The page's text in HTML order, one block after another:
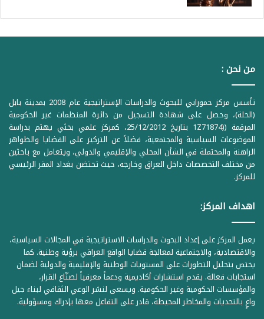
من نحن :
تأسس مركز حمورابي للبحوث والدراسات الإستراتيجية عام 2008 بمدينة بابل
(الحلة)، وحصل على شهادة التسجيل من دائرة المنظمات غير الحكومية
المرقمة ((1Z71874 بتاريخ 25/12/2012، كمركز علمي بحثي يهتم بدراسة
الموضوعات السياسية والمجتمعية، فضلاً عن التركيز على القضايا والظواهر
الراهنة والمحتملة في الشأن المحلي والإقليمي والدولي، ويتعامل مع باحثين
من مختلف التخصصات داخل العراق وخارجه، حيث تحتضن بغداد المقر الرئيسي
للمركز.
اهداف المركز:
يعمل المركز على إعداد البحوث والدراسات الاستراتيجية في المجالات السياسية،
والاقتصادية، والاجتماعية لمعالجة قضايا الواقع العراقي برؤية وطنية. كما
يختص بتحليل التطورات على المستويات الوطنية والإقليمية والدولية لضمان
استجابات فعالة. يقدم استشارات أكاديمية ودعماً معرفياً لصنّاع القرار،
والمؤسسات الحكومية وغير الحكومية. ويسعى لنشر الوعي الثقافي لبناء جيل
واعٍ بالتحديات والمخاطر المحيطة، قادر على التفاعل معها بإدراك ومسؤولية.